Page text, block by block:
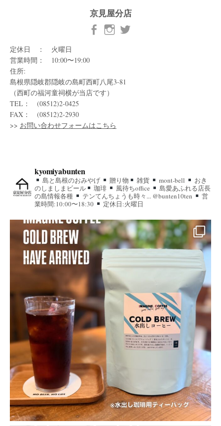
京見屋分店
定休日 ： 火曜日
営業時間： 10:00〜19:00
住所:
島根県隠岐郡隠岐の島町西町八尾3-81
（西町の福河童祠横が当店です）
TEL： (08512)2-0425
FAX： (08512)2-2930
>> お問い合わせフォームはこちら
kyomiyabunten
島と島根のおみやげ 贈り物 雑貨 mont-bell
おき
のしましまビール
珈琲 風待ちoffice
島愛あふれる店長
の島情報各種
テンてんちょうも時々... @bunten10ten
営
業時間:10:00〜18:30
定休日:火曜日